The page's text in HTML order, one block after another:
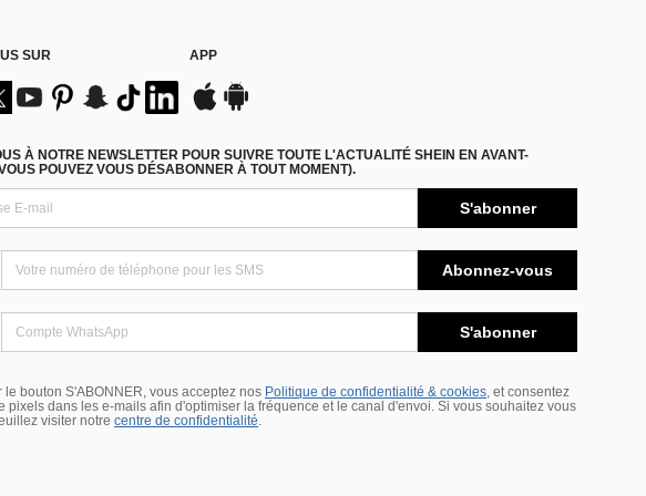
SUR APP
À NOTRE NEWSLETTER POUR SUIVRE TOUTE L'ACTUALITÉ SHEIN EN AVANT-
POUVEZ VOUS DÉSABONNER À TOUT MOMENT).
S'abonner
Abonnez-vous
S'abonner
le bouton S'ABONNER, vous acceptez nos Politique de confidentialité & cookies, et consentez
pixels dans les e-mails afin d'optimiser la fréquence et le canal d'envoi. Si vous souhaitez vous
visiter notre centre de confidentialité.